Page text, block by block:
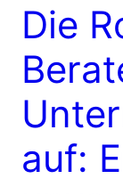
Die
auf: